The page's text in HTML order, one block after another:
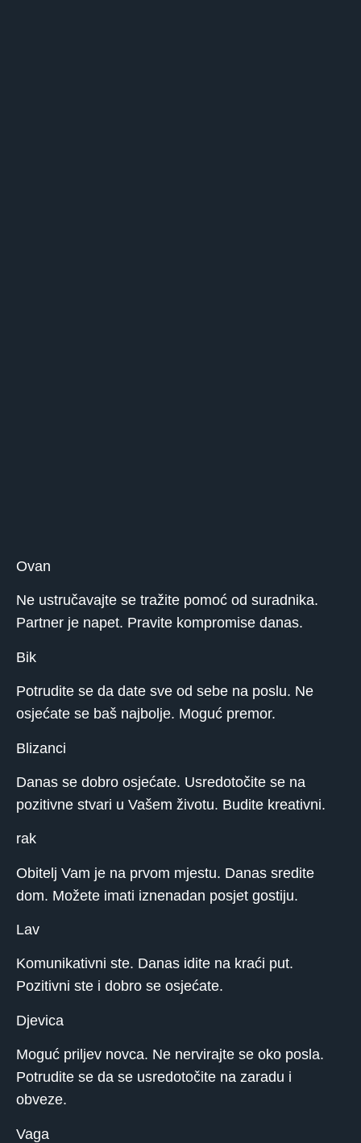
Ovan
Ne ustručavajte se tražite pomoć od suradnika.
Partner je napet. Pravite kompromise danas.
Bik
Potrudite se da date sve od sebe na poslu. Ne
osjećate se baš najbolje. Moguć premor.
Blizanci
Danas se dobro osjećate. Usredotočite se na
pozitivne stvari u Vašem životu. Budite kreativni.
rak
Obitelj Vam je na prvom mjestu. Danas sredite
dom. Možete imati iznenadan posjet gostiju.
Lav
Komunikativni ste. Danas idite na kraći put.
Pozitivni ste i dobro se osjećate.
Djevica
Moguć priljev novca. Ne nervirajte se oko posla.
Potrudite se da se usredotočite na zaradu i
obveze.
Vaga